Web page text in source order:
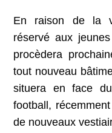
En raison de la
réservé aux
procèdera
tout nouveau
situera en face
football,
de nouveaux